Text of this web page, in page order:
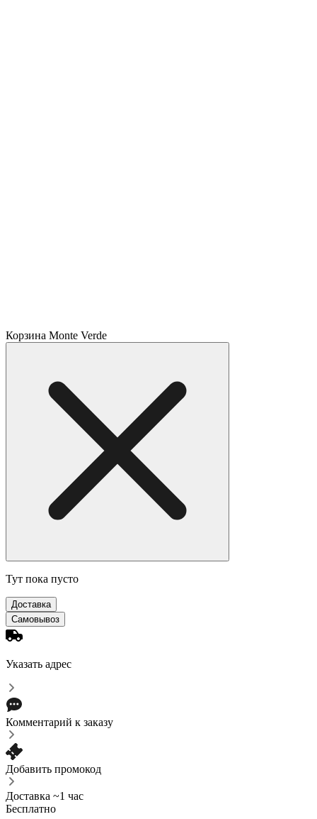
Корзина Monte Verde
Тут пока пусто
Доставка
Самовывоз
Указать адрес
Комментарий к заказу
Добавить промокод
Доставка ~1 час
Бесплатно